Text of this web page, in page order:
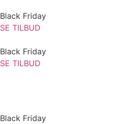
Black Friday
SE TILBUD
Black Friday
SE TILBUD
Black Friday